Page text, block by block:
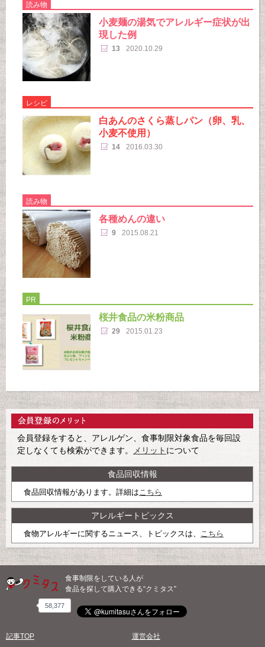
読み物
小麦麺の湯気でアレルギー症状が出
現した例
13 2020.10.29
レシピ
白あんのさくら蒸しパン（卵、乳、
小麦不使用）
14 2016.03.30
読み物
各種めんの違い
9 2015.08.21
PR
桜井食品の米粉商品
29 2015.01.23
会員登録をすると、アレルゲン、食事制限対象食品を毎回設
定しなくても検索ができます。
メリット について
食品回収情報
食品回収情報があります。詳細はこちら
アレルギートピックス
食物アレルギーに関するニュース、トピックスは、 こちら
食事制限をしている人が
食品を探して購入できる“クミタス”
58,377
記事TOP
運営会社